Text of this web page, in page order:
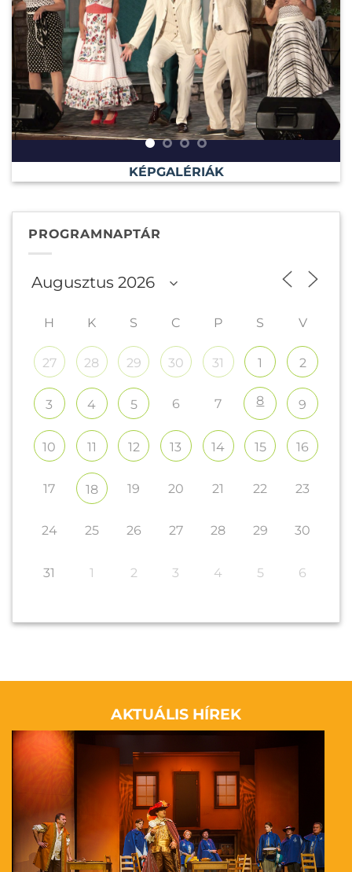
KÉPGALÉRIÁK
PROGRAMNAPTÁR
H K S C P S V
27 28 29 30 31 1 2
3 4 5 6 7 8 9
10 11 12 13 14 15 16
17 18 19 20 21 22 23
24 25 26 27 28 29 30
31 1 2 3 4 5 6
AKTUÁLIS HÍREK